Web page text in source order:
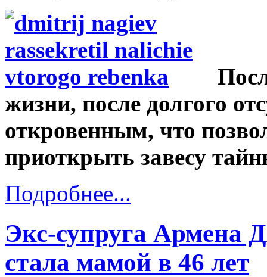
жизни, после долгого
откровенным, что
приоткрыть завесу
Подробнее...
Экс-супруга Армена
стала мамой в 46 лет